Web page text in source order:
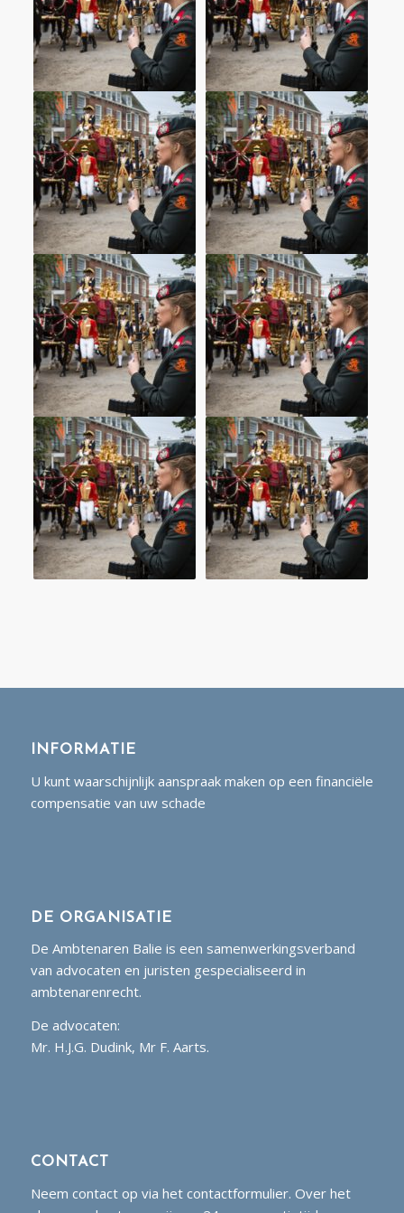
INFORMATIE
U kunt waarschijnlijk aanspraak maken op een financiële
compensatie van uw schade
DE ORGANISATIE
De Ambtenaren Balie is een samenwerkingsverband
van advocaten en juristen gespecialiseerd in
ambtenarenrecht.
De advocaten:
Mr. H.J.G. Dudink, Mr F. Aarts.
CONTACT
Neem contact op via het contactformulier. Over het